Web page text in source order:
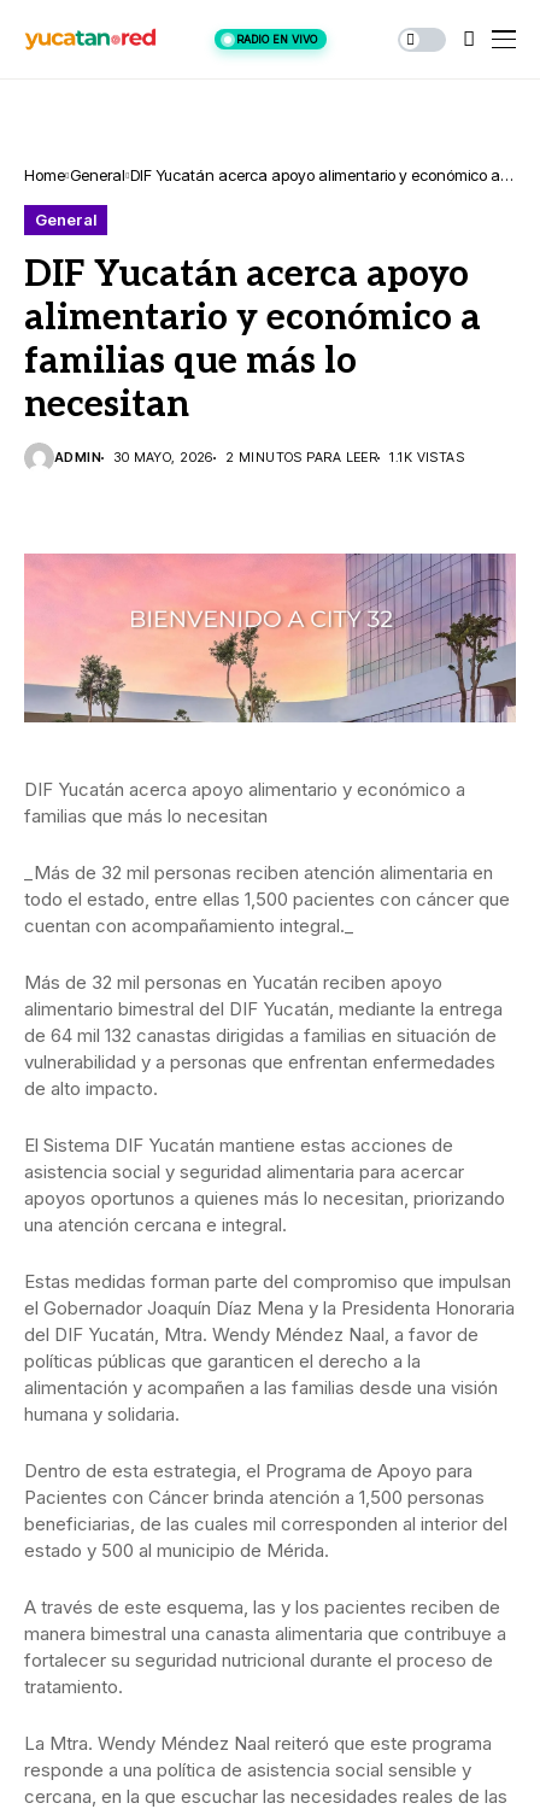
RADIO EN VIVO
Home General DIF Yucatán acerca apoyo alimentario y económico a
General
DIF Yucatán acerca apoyo
alimentario y económico a
familias que más lo
necesitan
ADMIN 30 MAYO, 2026 2 MINUTOS PARA LEER 1.1K VISTAS
DIF Yucatán acerca apoyo alimentario y económico a
familias que más lo necesitan
_Más de 32 mil personas reciben atención alimentaria en
todo el estado, entre ellas 1,500 pacientes con cáncer que
cuentan con acompañamiento integral._
Más de 32 mil personas en Yucatán reciben apoyo
alimentario bimestral del DIF Yucatán, mediante la entrega
de 64 mil 132 canastas dirigidas a familias en situación de
vulnerabilidad y a personas que enfrentan enfermedades
de alto impacto.
El Sistema DIF Yucatán mantiene estas acciones de
asistencia social y seguridad alimentaria para acercar
apoyos oportunos a quienes más lo necesitan, priorizando
una atención cercana e integral.
Estas medidas forman parte del compromiso que impulsan
el Gobernador Joaquín Díaz Mena y la Presidenta Honoraria
del DIF Yucatán, Mtra. Wendy Méndez Naal, a favor de
políticas públicas que garanticen el derecho a la
alimentación y acompañen a las familias desde una visión
humana y solidaria.
Dentro de esta estrategia, el Programa de Apoyo para
Pacientes con Cáncer brinda atención a 1,500 personas
beneficiarias, de las cuales mil corresponden al interior del
estado y 500 al municipio de Mérida.
A través de este esquema, las y los pacientes reciben de
manera bimestral una canasta alimentaria que contribuye a
fortalecer su seguridad nutricional durante el proceso de
tratamiento.
La Mtra. Wendy Méndez Naal reiteró que este programa
responde a una política de asistencia social sensible y
cercana, en la que escuchar las necesidades reales de las